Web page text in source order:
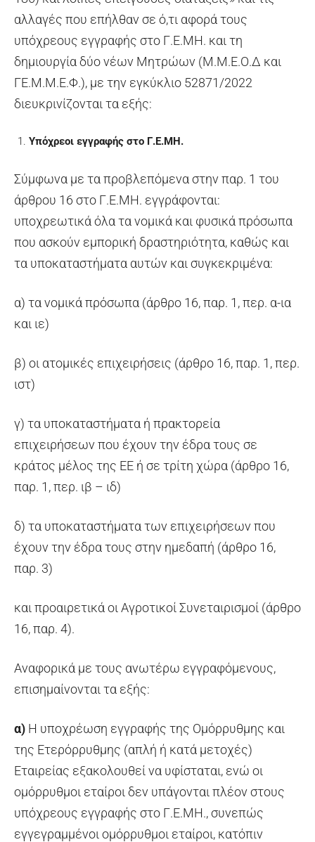
αλλαγές που επήλθαν σε ό,τι αφορά τους
υπόχρεους εγγραφής στο Γ.Ε.ΜΗ. και τη
δημιουργία δύο νέων Μητρώων (Μ.Μ.Ε.Ο.Δ και
ΓΕ.Μ.Μ.Ε.Φ.), με την εγκύκλιο 52871/2022
διευκρινίζονται τα εξής:
Υπόχρεοι εγγραφής στο Γ.Ε.ΜΗ.
Σύμφωνα με τα προβλεπόμενα στην παρ. 1 του
άρθρου 16 στο Γ.Ε.ΜΗ. εγγράφονται:
υποχρεωτικά όλα τα νομικά και φυσικά πρόσωπα
που ασκούν εμπορική δραστηριότητα, καθώς και
τα υποκαταστήματα αυτών και συγκεκριμένα:
α) τα νομικά πρόσωπα (άρθρο 16, παρ. 1, περ. α-ια
και ιε)
β) οι ατομικές επιχειρήσεις (άρθρο 16, παρ. 1, περ.
ιστ)
γ) τα υποκαταστήματα ή πρακτορεία
επιχειρήσεων που έχουν την έδρα τους σε
κράτος μέλος της ΕΕ ή σε τρίτη χώρα (άρθρο 16,
παρ. 1, περ. ιβ – ιδ)
δ) τα υποκαταστήματα των επιχειρήσεων που
έχουν την έδρα τους στην ημεδαπή (άρθρο 16,
παρ. 3)
και προαιρετικά οι Αγροτικοί Συνεταιρισμοί (άρθρο
16, παρ. 4).
Αναφορικά με τους ανωτέρω εγγραφόμενους,
επισημαίνονται τα εξής:
α) Η υποχρέωση εγγραφής της Ομόρρυθμης και
της Ετερόρρυθμης (απλή ή κατά μετοχές)
Εταιρείας εξακολουθεί να υφίσταται, ενώ οι
ομόρρυθμοι εταίροι δεν υπάγονται πλέον στους
υπόχρεους εγγραφής στο Γ.Ε.ΜΗ., συνεπώς
εγγεγραμμένοι ομόρρυθμοι εταίροι, κατόπιν